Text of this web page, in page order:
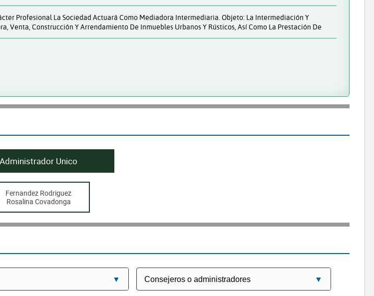
Profesional La Sociedad Actuará Como Mediadora Intermediaria. Objeto: La Intermediación Y
Venta, Construcción Y Arrendamiento De Inmuebles Urbanos Y Rústicos, Así Como La Prestación De
Administrador Unico
Fernandez Rodriguez
Rosalina Covadonga